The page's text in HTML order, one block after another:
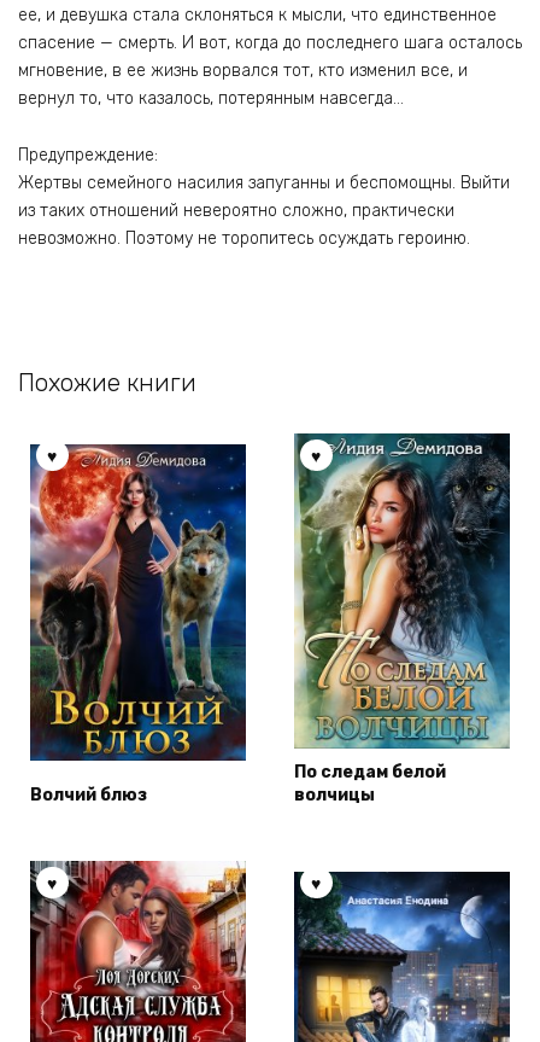
ее, и девушка стала склоняться к мысли, что единственное
спасение — смерть. И вот, когда до последнего шага осталось
мгновение, в ее жизнь ворвался тот, кто изменил все, и
вернул то, что казалось, потерянным навсегда…
Предупреждение:
Жертвы семейного насилия запуганны и беспомощны. Выйти
из таких отношений невероятно сложно, практически
невозможно. Поэтому не торопитесь осуждать героиню.
Похожие книги
Волчий блюз
По следам белой
волчицы